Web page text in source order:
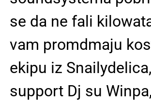
se da ne fali
vam promdmaju
ekipu iz
support Dj su